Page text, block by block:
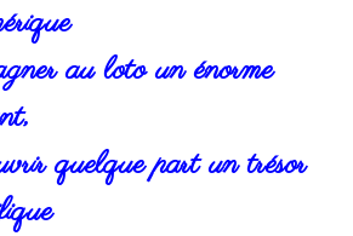
au loto un énorme
quelque part un trésor